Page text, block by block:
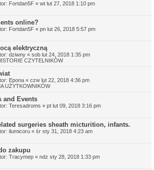
Fortdan5F « wt lut 27, 2018 1:10 pm
online?
Fortdan5F « pn lut 26, 2018 5:57 pm
elektryczną
dziwny « sob lut 24, 2018 1:35 pm
CZYTELNIKÓW
Epona « czw lut 22, 2018 4:36 pm
UŻYTKOWNIKÓW
and Events
Teresadroms « pt lut 09, 2018 3:16 pm
surgeries sheath micturition, infants.
ilumicoru « śr sty 31, 2018 4:23 am
zakupu
Tracymep « ndz sty 28, 2018 1:33 pm